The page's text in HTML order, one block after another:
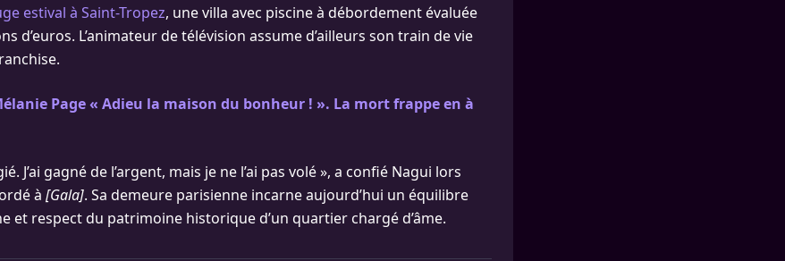
estival à Saint-Tropez, une villa avec piscine à débordement évaluée
d’euros. L’animateur de télévision assume d’ailleurs son train de vie
Page « Adieu la maison du bonheur ! ». La mort frappe en à
J’ai gagné de l’argent, mais je ne l’ai pas volé », a confié Nagui lors
à [Gala]. Sa demeure parisienne incarne aujourd’hui un équilibre
et respect du patrimoine historique d’un quartier chargé d’âme.